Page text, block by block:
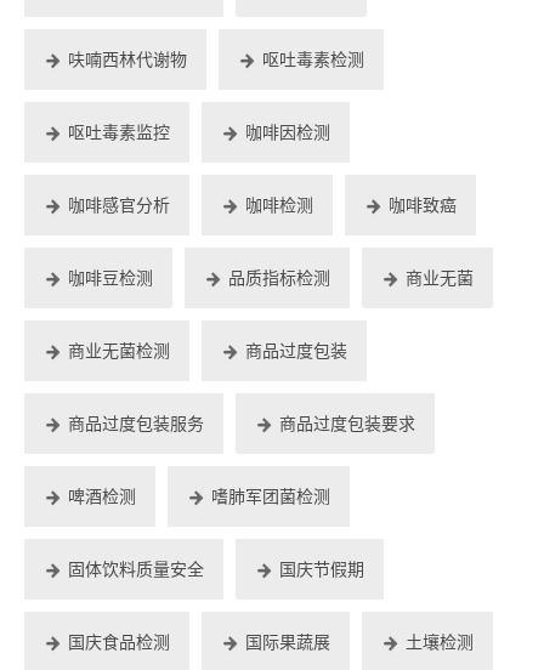
呋喃西林代谢物 呕吐毒素检测
呕吐毒素监控 咖啡因检测
咖啡感官分析 咖啡检测 咖啡致癌
咖啡豆检测 品质指标检测 商业无菌
商业无菌检测 商品过度包装
商品过度包装服务 商品过度包装要求
啤酒检测 嗜肺军团菌检测
固体饮料质量安全 国庆节假期
国庆食品检测 国际果蔬展 土壤检测